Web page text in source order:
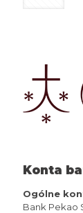
Konta
Ogólne
Bank Pekao